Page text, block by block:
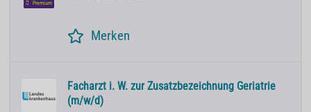
Premium
Merken
Facharzt i. W. zur Zusatzbezeichnung Geriatrie
(m/w/d)